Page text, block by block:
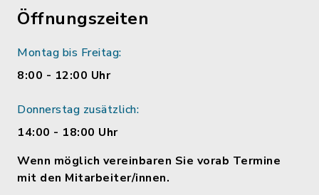
Öffnungszeiten
Montag bis Freitag:
8:00 - 12:00 Uhr
Donnerstag zusätzlich:
14:00 - 18:00 Uhr
Wenn möglich vereinbaren Sie vorab Termine
mit den Mitarbeiter/innen.